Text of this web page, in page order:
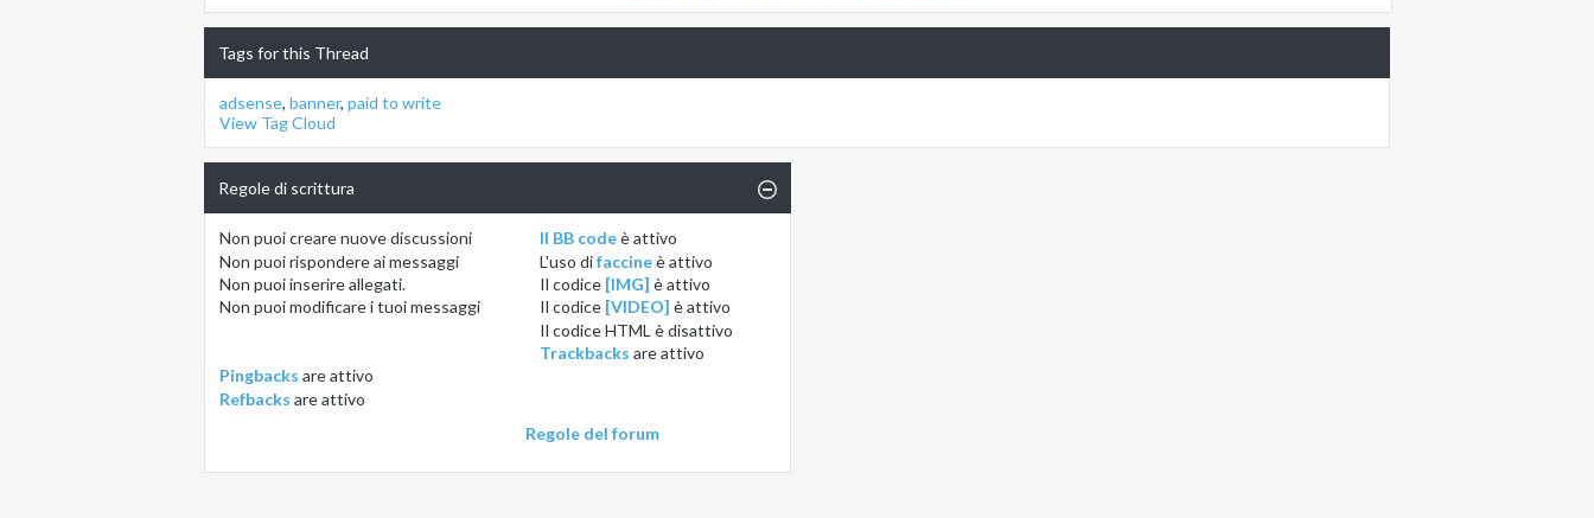
Tags for this Thread
adsense, banner, paid to write
View Tag Cloud
Regole di scrittura
Non puoicreare nuove discussioni
Non puoirispondere ai messaggi
Non puoiinserire allegati.
Non puoimodificare i tuoi messaggi
Il BB codeèattivo
L'uso difaccineèattivo
Il codice [IMG] èattivo
Il codice [VIDEO] èattivo
Il codice HTML èdisattivo
Trackbacks areattivo
Pingbacks areattivo
Refbacks areattivo
Regole del forum